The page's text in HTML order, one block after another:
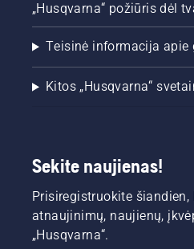
„Husqvarna“ požiūris dėl
Teisinė informacija apie
Kitos „Husqvarna“
Sekite naujienas!
Prisiregistruokite šiandien,
atnaujinimų, naujienų,
„Husqvarna“.